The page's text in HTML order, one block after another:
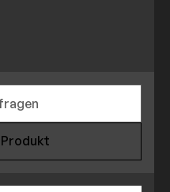
Produkt